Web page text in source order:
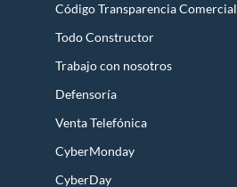
Código Transparencia Comercial
Todo Constructor
Trabajo con nosotros
Defensoría
Venta Telefónica
CyberMonday
CyberDay